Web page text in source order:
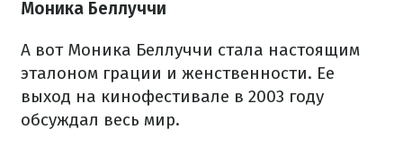
Моника Беллуччи
А вот Моника Беллуччи стала настоящим
эталоном грации и женственности. Ее
выход на кинофестивале в 2003 году
обсуждал весь мир.